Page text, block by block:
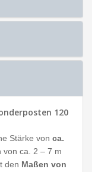
120
Stärke von ca.
von ca. 2 – 7 m
den Maßen von